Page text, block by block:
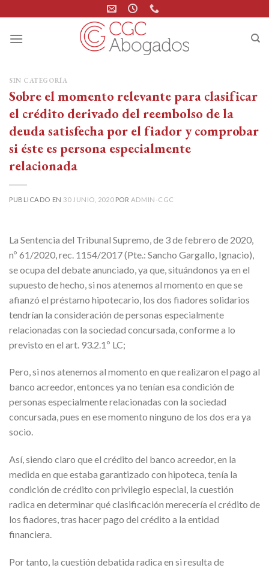
content
SIN CATEGORÍA
Sobre el momento relevante para clasificar
el crédito derivado del reembolso de la
deuda satisfecha por el fiador y comprobar
si éste es persona especialmente
relacionada
PUBLICADO EN 30 JUNIO, 2020POR ADMIN-CGC
La Sentencia del Tribunal Supremo, de 3 de febrero de 2020,
nº 61/2020, rec. 1154/2017 (Pte.: Sancho Gargallo, Ignacio),
se ocupa del debate anunciado, ya que, situándonos ya en el
supuesto de hecho, si nos atenemos al momento en que se
afianzó el préstamo hipotecario, los dos fiadores solidarios
tendrían la consideración de personas especialmente
relacionadas con la sociedad concursada, conforme a lo
previsto en el art. 93.2.1º LC;
Pero, si nos atenemos al momento en que realizaron el pago al
banco acreedor, entonces ya no tenían esa condición de
personas especialmente relacionadas con la sociedad
concursada, pues en ese momento ninguno de los dos era ya
socio.
Así, siendo claro que el crédito del banco acreedor, en la
medida en que estaba garantizado con hipoteca, tenía la
condición de crédito con privilegio especial, la cuestión
radica en determinar qué clasificación merecería el crédito de
los fiadores, tras hacer pago del crédito a la entidad
financiera.
Por tanto, la cuestión debatida radica en si resulta de